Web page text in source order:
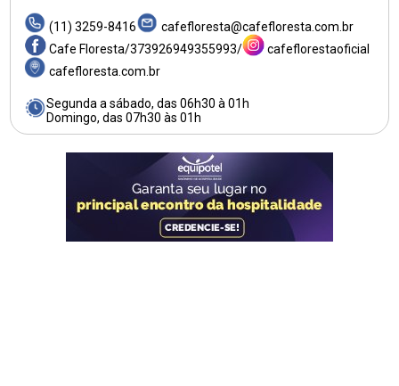
(11) 3259-8416
cafefloresta@cafefloresta.com.br
Cafe Floresta/373926949355993/
cafeflorestaoficial
cafefloresta.com.br
Segunda a sábado, das 06h30 à 01h
Domingo, das 07h30 às 01h